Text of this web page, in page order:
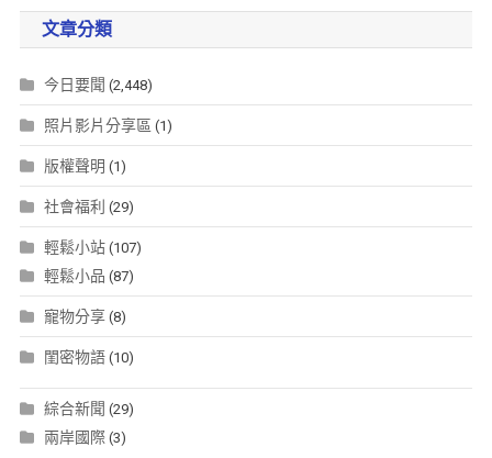
文章分類
今日要聞 (2,448)
照片影片分享區 (1)
版權聲明 (1)
社會福利 (29)
輕鬆小站(107)
輕鬆小品 (87)
寵物分享(8)
閨密物語(10)
綜合新聞 (29)
兩岸國際(3)